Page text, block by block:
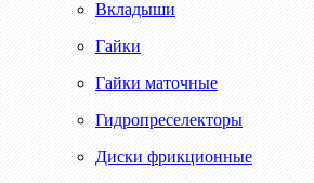
Вкладыши
Гайки
Гайки маточные
Гидропреселекторы
Диски фрикционные